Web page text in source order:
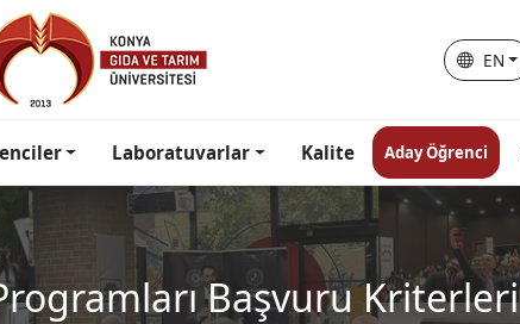
EN
Laboratuvarlar Kalite Aday Öğrenci
Başvuru Kriterleri